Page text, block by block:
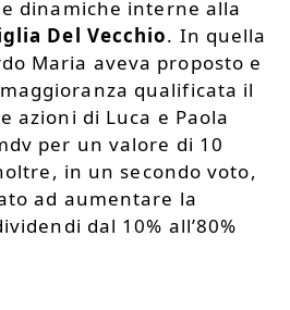
dinamiche interne alla
Del Vecchio. In quella
Maria aveva proposto e
qualificata il
azioni di Luca e Paola
per un valore di 10
in un secondo voto,
ad aumentare la
dal 10% all’80%